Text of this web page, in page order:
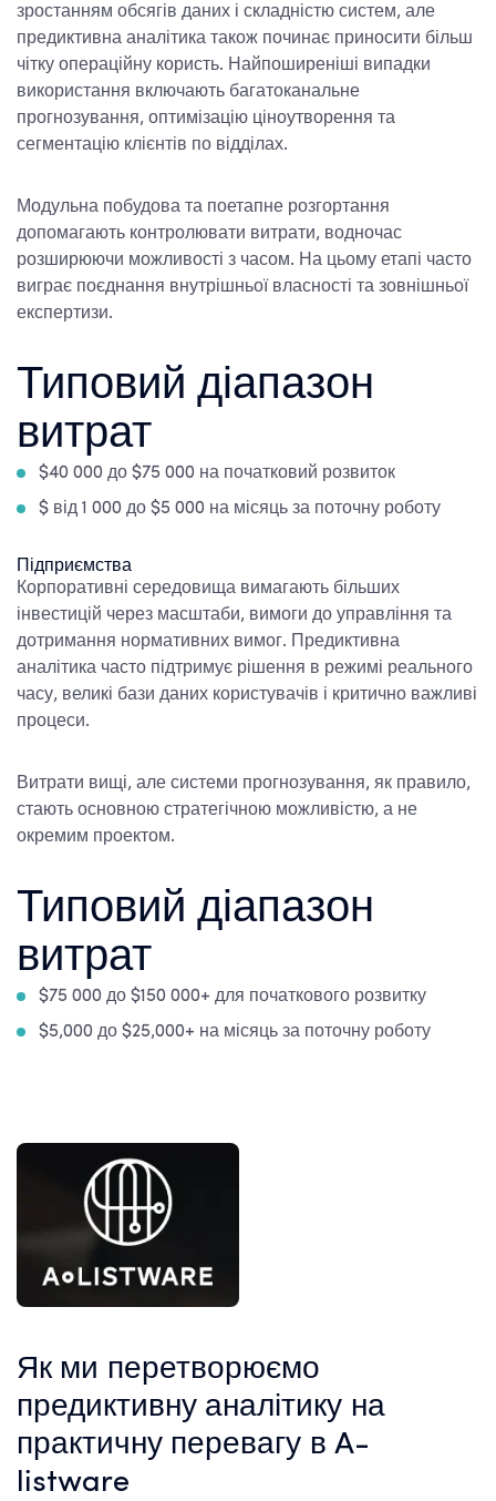
зростанням обсягів даних і складністю систем, але
предиктивна аналітика також починає приносити більш
чітку операційну користь. Найпоширеніші випадки
використання включають багатоканальне
прогнозування, оптимізацію ціноутворення та
сегментацію клієнтів по відділах.
Модульна побудова та поетапне розгортання
допомагають контролювати витрати, водночас
розширюючи можливості з часом. На цьому етапі часто
виграє поєднання внутрішньої власності та зовнішньої
експертизи.
Типовий діапазон
витрат
$40 000 до $75 000 на початковий розвиток
$ від 1 000 до $5 000 на місяць за поточну роботу
Підприємства
Корпоративні середовища вимагають більших
інвестицій через масштаби, вимоги до управління та
дотримання нормативних вимог. Предиктивна
аналітика часто підтримує рішення в режимі реального
часу, великі бази даних користувачів і критично важливі
процеси.
Витрати вищі, але системи прогнозування, як правило,
стають основною стратегічною можливістю, а не
окремим проектом.
Типовий діапазон
витрат
$75 000 до $150 000+ для початкового розвитку
$5,000 до $25,000+ на місяць за поточну роботу
Як ми перетворюємо
предиктивну аналітику на
практичну перевагу в A-
listware